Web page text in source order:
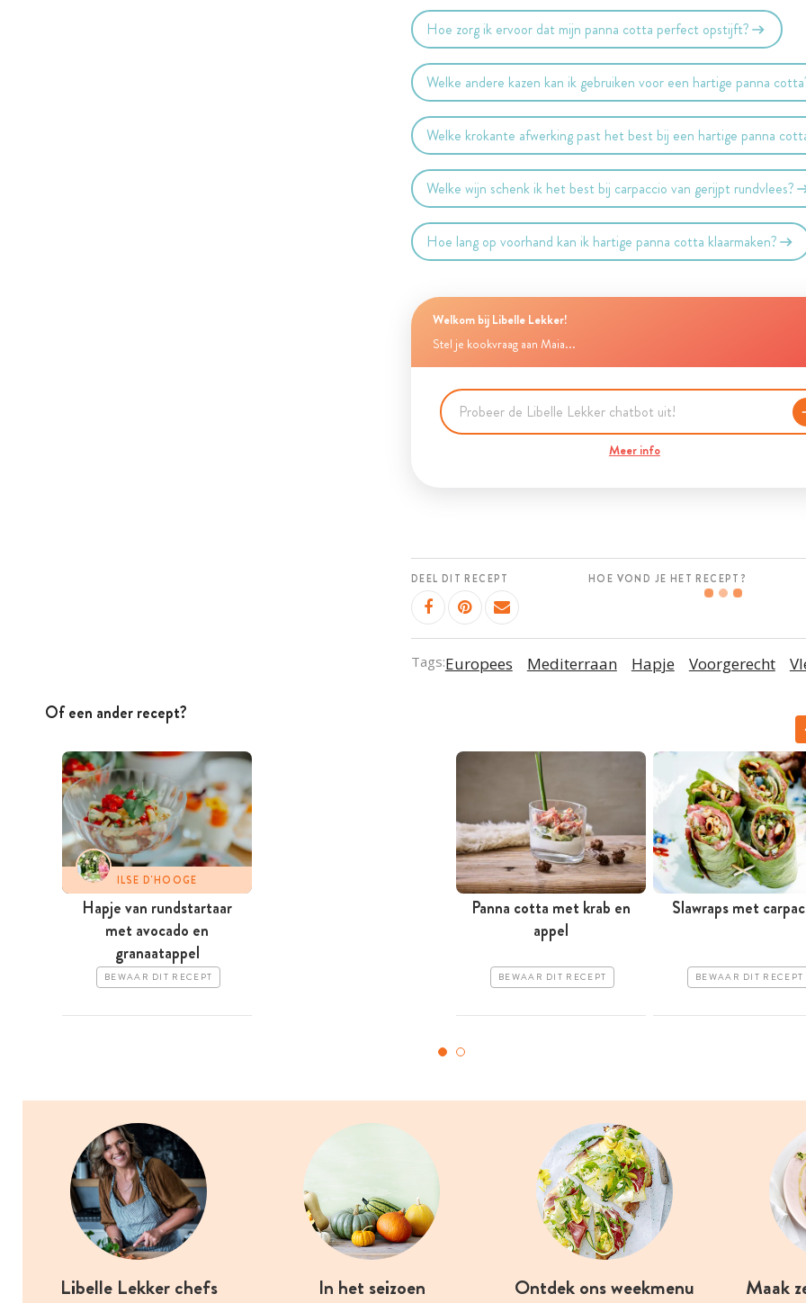
Hoe zorg ik ervoor dat mijn panna cotta perfect opstijft?
Welke andere kazen kan ik gebruiken voor een hartige panna
Welke krokante afwerking past het best bij een hartige panna
Welke wijn schenk ik het best bij carpaccio van gerijpt rundvlees?
Hoe lang op voorhand kan ik hartige panna cotta klaarmaken?
Welkom bij Libelle Lekker!
Stel je kookvraag aan Maia...
Meer info
DEEL DIT RECEPT HOE VOND JE HET RECEPT?
Tags:Europees Mediterraan Hapje Voorgerecht
Of een ander recept?
ILSE D'HOOGE
Hapje van rundstartaar
met avocado en
granaatappel
BEWAAR DIT RECEPT
Panna cotta met krab en
appel
BEWAAR DIT RECEPT
Slawraps met
BEWAAR DIT RECEPT
Libelle Lekker chefs In het seizoen Ontdek ons weekmenu Maak